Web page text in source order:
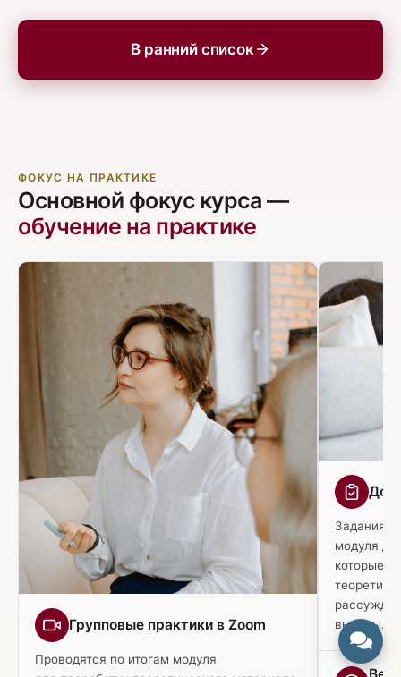
В ранний список
ФОКУС НА ПРАКТИКЕ
Основной фокус курса —
обучение на практике
Групповые практики в Zoom
Проводятся по итогам модуля
Задания
модуля
которые
выводы.